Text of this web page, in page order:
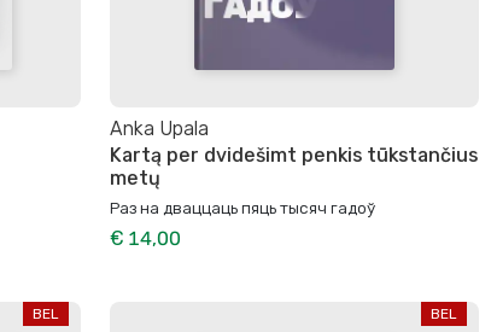
Anka Upala
Kartą per dvidešimt penkis tūkstančius
metų
Раз на дваццаць пяць тысяч гадоў
€ 14,00
BEL BEL